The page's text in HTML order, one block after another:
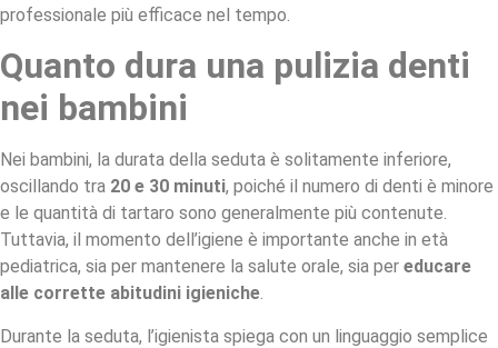
professionale più efficace nel tempo.
Quanto dura una pulizia denti
nei bambini
Nei bambini, la durata della seduta è solitamente inferiore,
oscillando tra 20 e 30 minuti, poiché il numero di denti è minore
e le quantità di tartaro sono generalmente più contenute.
Tuttavia, il momento dell’igiene è importante anche in età
pediatrica, sia per mantenere la salute orale, sia per educare
alle corrette abitudini igieniche.
Durante la seduta, l’igienista spiega con un linguaggio semplice